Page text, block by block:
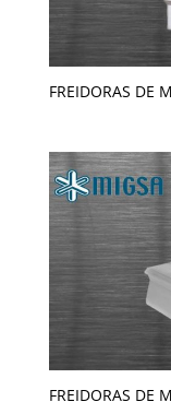
FREIDORAS DE
FREIDORAS DE